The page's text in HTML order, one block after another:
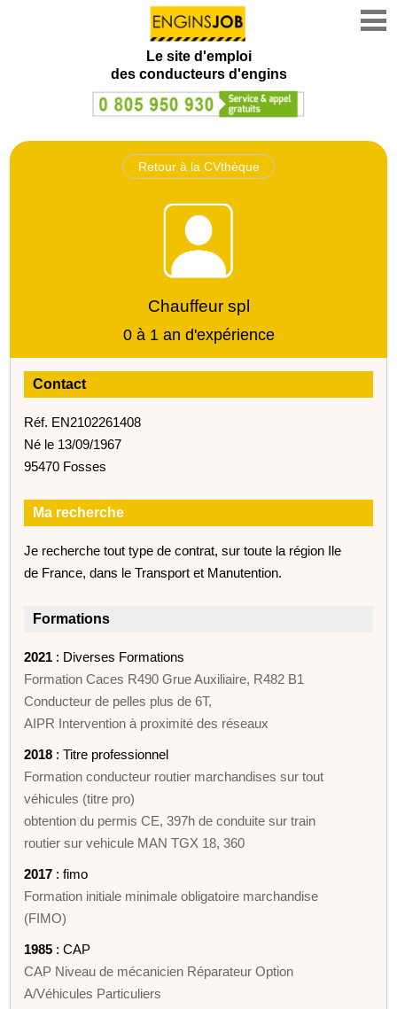
Le site d'emploi
des conducteurs d'engins
Retour à la CVthèque
Chauffeur spl
0 à 1 an d'expérience
Contact
Réf. EN2102261408
Né le 13/09/1967
95470 Fosses
Ma recherche
Je recherche tout type de contrat, sur toute la région Ile
de France, dans le Transport et Manutention.
Formations
2021 : Diverses Formations
Formation Caces R490 Grue Auxiliaire, R482 B1
Conducteur de pelles plus de 6T,
AIPR Intervention à proximité des réseaux
2018 : Titre professionnel
Formation conducteur routier marchandises sur tout
véhicules (titre pro)
obtention du permis CE, 397h de conduite sur train
routier sur vehicule MAN TGX 18, 360
2017 : fimo
Formation initiale minimale obligatoire marchandise
(FIMO)
1985 : CAP
CAP Niveau de mécanicien Réparateur Option
A/Véhicules Particuliers